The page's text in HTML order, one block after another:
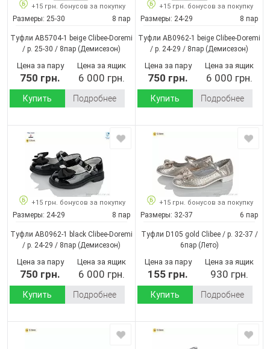
+15 грн. бонусов за покупку
Размеры: 25-30 8 пар
Туфли AB5704-1 beige Clibee-Doremi
/ p. 25-30 / 8пар (Демисезон)
Цена за пару
750 грн.
Цена за ящик
6 000 грн.
Купить Подробнее
+15 грн. бонусов за покупку
Размеры: 24-29 8 пар
Туфли AB0962-1 beige Clibee-Doremi
/ p. 24-29 / 8пар (Демисезон)
Цена за пару
750 грн.
Цена за ящик
6 000 грн.
Купить Подробнее
+15 грн. бонусов за покупку
Размеры: 24-29 8 пар
Туфли AB0962-1 black Clibee-Doremi
/ p. 24-29 / 8пар (Демисезон)
Цена за пару
750 грн.
Цена за ящик
6 000 грн.
Купить Подробнее
+15 грн. бонусов за покупку
Размеры: 32-37 6 пар
Туфли D105 gold Clibee / p. 32-37 /
6пар(Лето)
Цена за пару
155 грн.
Цена за ящик
930 грн.
Купить Подробнее